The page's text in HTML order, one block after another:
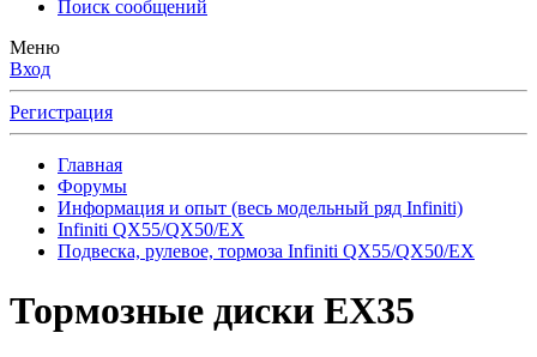
Поиск сообщений
Меню
Вход
Регистрация
Главная
Форумы
Информация и опыт (весь модельный ряд Infiniti)
Infiniti QX55/QX50/EX
Подвеска, рулевое, тормоза Infiniti QX55/QX50/EX
Тормозные диски ЕХ35